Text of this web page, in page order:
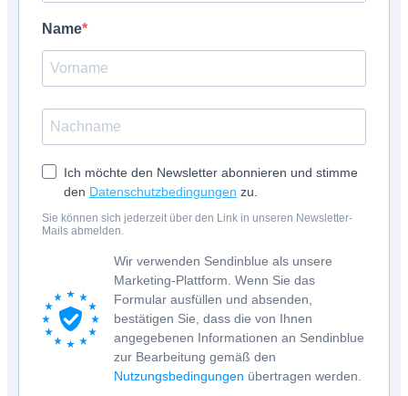
Name
Ich möchte den Newsletter abonnieren und stimme
den Datenschutzbedingungen zu.
Sie können sich jederzeit über den Link in unseren Newsletter-
Mails abmelden.
Wir verwenden Sendinblue als unsere
Marketing-Plattform. Wenn Sie das
Formular ausfüllen und absenden,
bestätigen Sie, dass die von Ihnen
angegebenen Informationen an Sendinblue
zur Bearbeitung gemäß den
Nutzungsbedingungen übertragen werden.